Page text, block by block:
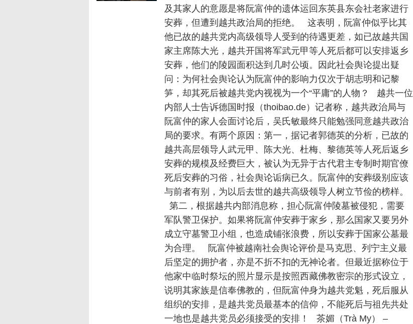
及其家人的意愿是将阮富仲的遗体运回东英县东会社老家进行
安葬，但遭到越共政治局的拒绝。 这表明，阮富仲似乎比其
他已故的越共党内高级领导人受到的待遇更差，如已故越共国
家主席陈大光，越共开国将军武元甲等人死后都可以安排返乡
安葬，他们的陵园面积达到几时公顷。因此社会舆论提出疑
问：为何社会舆论认为阮富仲的影响力仅次于胡志明和记黎
笋，却其死后被越共党内视视为一个“平庸”的人物？ 越共一位
内部人士告诉德国时报（thoibao.de）记者称，越共政治局与
阮富仲的家人会面讨论后，吴氏敏最终只能勉强同意越共政治
局的要求。有两个原因：第一，据记者郭德英的分析，已故的
越共高层领导人武元甲、陈大光、杜梅、黎德英等人死后返乡
安葬的规模及经费巨大，被认为无异于古代君主专制时期官僚
死后安葬的习俗，社会舆论诟病已久。阮富仲的安葬级别应该
与前者有别，为以后去世的越共高级领导人树立节俭的榜样。
第二，根据越共内部消息称，担心阮富仲陵墓被侵犯，需要
军队警卫保护。如果将阮富仲安葬于家乡，那么国家又要另外
成立守墓警卫小组，也造成铺张浪费，所以安葬于国家公墓最
为合理。 阮富仲被越南社会舆论评价是马克思、列宁主义最
后坚定的拥护者，亦是不折不扣的无神论者。但最近据称位于
他家中临时祭坛的照片显示是按照西藏佛教密宗的形式设立，
说明其家族是信奉佛教的，但阮富仲身为越共党魁，死后服从
组织的安排，是越共党员最基本的信仰，不能死后与祖先共处
一地也是越共党员必须接受的安排！ 茶媚（Trà My） –